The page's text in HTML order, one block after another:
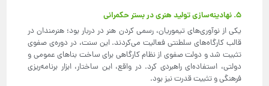
۵. نهادینه‌سازی تولید هنری در بستر حکمرانی
یکی از نوآوری‌های تیموریان، رسمی کردن هنر در دربار بود؛ هنرمندان در
قالب کارگاه‌های سلطنتی فعالیت می‌کردند. این سنت، در دوره‌ی صفوی
تثبیت شد و دولت صفوی از نظام کارگاهی برای ساخت بناهای عمومی و
دولتی، استفاده‌ای راهبردی کرد. در واقع، این ساختار، ابزار برنامه‌ریزی
فرهنگی و تثبیت قدرت نیز بود.